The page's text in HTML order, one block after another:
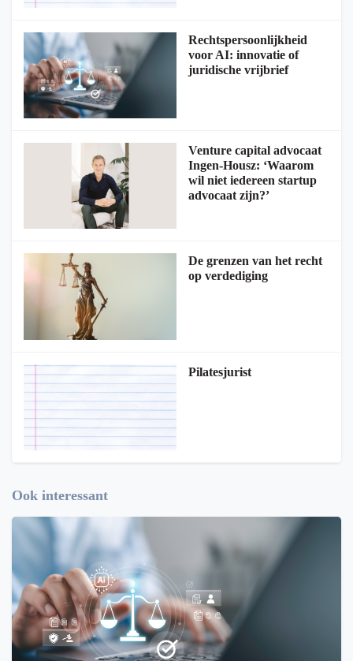
Rechtspersoonlijkheid
voor AI: innovatie of
juridische vrijbrief
Venture capital advocaat
Ingen-Housz: ‘Waarom
wil niet iedereen startup
advocaat zijn?’
De grenzen van het recht
op verdediging
Pilatesjurist
Ook interessant